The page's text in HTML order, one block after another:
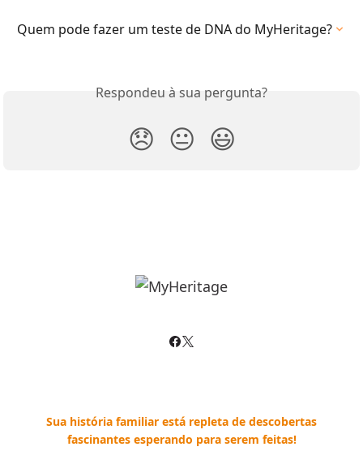
Quem pode fazer um teste de DNA do MyHeritage?
Respondeu à sua pergunta?
😞 😐 😃
Sua história familiar está repleta de descobertas
fascinantes esperando para serem feitas!